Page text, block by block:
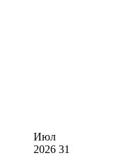
Июл
2026 31